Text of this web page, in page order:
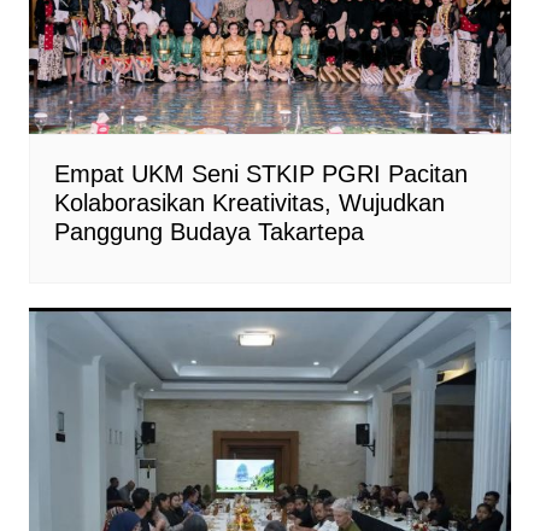
Empat UKM Seni STKIP PGRI Pacitan
Kolaborasikan Kreativitas, Wujudkan
Panggung Budaya Takartepa